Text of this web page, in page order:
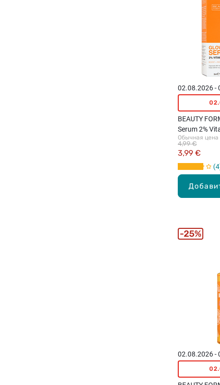
02.08.2026 -
BEAUTY
Serum 2%
для лица,
Обычная цена
3,99 €
4,99 €
4
02.08.2026 -
25%